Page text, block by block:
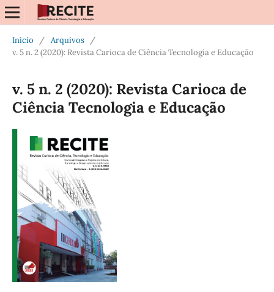
Início / Arquivos
/
v. 5 n. 2 (2020): Revista Carioca de Ciência Tecnologia e Educação
v. 5 n. 2 (2020): Revista Carioca de
Ciência Tecnologia e Educação